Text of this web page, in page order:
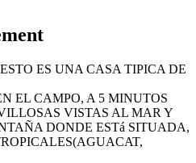
ES UNA CASA TIPICA DE
EL CAMPO, A 5 MINUTOS
VISTAS AL MAR Y
DONDE ESTá SITUADA,